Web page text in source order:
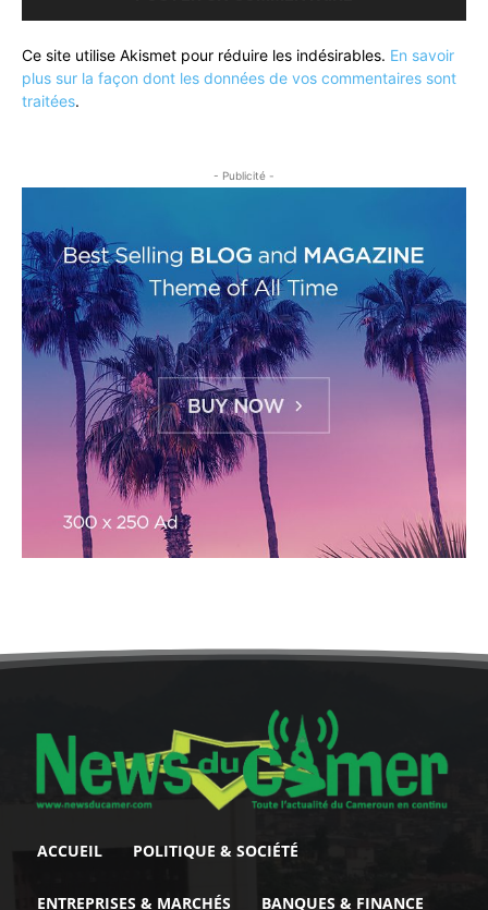
Ce site utilise Akismet pour réduire les indésirables. En savoir
plus sur la façon dont les données de vos commentaires sont
traitées.
- Publicité -
ACCUEIL POLITIQUE & SOCIÉTÉ
ENTREPRISES & MARCHÉS BANQUES & FINANCE